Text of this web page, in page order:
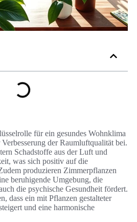
für ein gesundes Wohnklima
der Raumluftqualität bei.
Schadstoffe aus der Luft und
was sich positiv auf die
produzieren Zimmerpflanzen
beruhigende Umgebung, die
die psychische Gesundheit fördert.
dass ein mit Pflanzen gestalteter
und eine harmonische